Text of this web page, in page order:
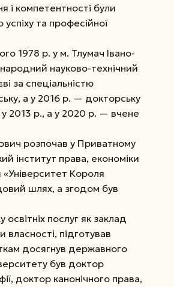
і компетентності були
та професійної
1978 р. у м. Тлумач Івано-
науково-технічний
за спеціальністю
а у 2016 р. — докторську
2013 р., а у 2020 р. — вчене
розпочав у Приватному
інститут права, економіки
«Університет Короля
шлях, а згодом був
послуг як заклад
власності, підготував
досягнув державного
був доктор
доктор канонічного права,